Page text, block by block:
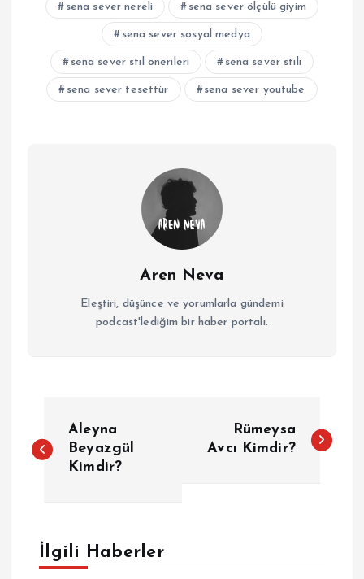
sena sever nereli sena sever ölçülü giyim
sena sever sosyal medya
sena sever stil önerileri sena sever stili
sena sever tesettür sena sever youtube
Aren Neva
Eleştiri, düşünce ve yorumlarla gündemi
podcast'lediğim bir haber portalı.
a
Aleyna
Beyazgül
Kimdir?
Rümeysa
Avcı Kimdir?
İlgili Haberler